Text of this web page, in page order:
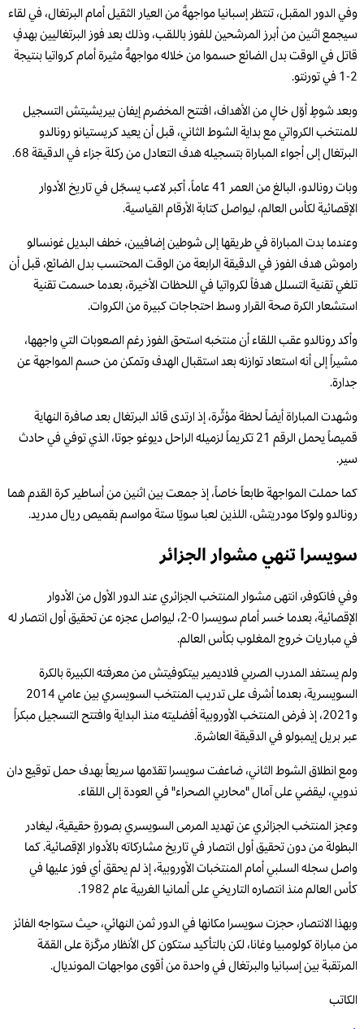
وفي الدور المقبل، تنتظر إسبانيا مواجهةً من العيار الثقيل أمام البرتغال، في لقاء
سيجمع اثنين من أبرز المرشحين للفوز باللقب، وذلك بعد فوز البرتغاليين بهدفٍ
قاتل في الوقت بدل الضائع حسموا من خلاله مواجهةً مثيرة أمام كرواتيا بنتيجة
2-1 في تورنتو.
وبعد شوطٍ أوّل خالٍ من الأهداف، افتتح المخضرم إيفان بيريشيتش التسجيل
للمنتخب الكرواتي مع بداية الشوط الثاني، قبل أن يعيد كريستيانو رونالدو
البرتغال إلى أجواء المباراة بتسجيله هدف التعادل من ركلة جزاء في الدقيقة 68.
وبات رونالدو، البالغ من العمر 41 عاماً، أكبر لاعب يسجّل في تاريخ الأدوار
الإقصائية لكأس العالم، ليواصل كتابة الأرقام القياسية.
وعندما بدت المباراة في طريقها إلى شوطين إضافيين، خطف البديل غونسالو
راموش هدف الفوز في الدقيقة الرابعة من الوقت المحتسب بدل الضائع، قبل أن
تلغي تقنية التسلل هدفاً لكرواتيا في اللحظات الأخيرة، بعدما حسمت تقنية
استشعار الكرة صحة القرار وسط احتجاجات كبيرة من الكروات.
وأكد رونالدو عقب اللقاء أن منتخبه استحق الفوز رغم الصعوبات التي واجهها،
مشيراً إلى أنه استعاد توازنه بعد استقبال الهدف وتمكن من حسم المواجهة عن
جدارة.
وشهدت المباراة أيضاً لحظة مؤثّرة، إذ ارتدى قائد البرتغال بعد صافرة النهاية
قميصاً يحمل الرقم 21 تكريماً لزميله الراحل ديوغو جوتا، الذي توفي في حادث
سير.
كما حملت المواجهة طابعاً خاصاً، إذ جمعت بين اثنين من أساطير كرة القدم هما
رونالدو ولوكا مودريتش، اللذين لعبا سويًا ستة مواسم بقميص ريال مدريد.
سويسرا تنهي مشوار الجزائر
وفي فانكوفر، انتهى مشوار المنتخب الجزائري عند الدور الأول من الأدوار
الإقصائية، بعدما خسر أمام سويسرا 0-2، ليواصل عجزه عن تحقيق أول انتصار له
في مباريات خروج المغلوب بكأس العالم.
ولم يستفد المدرب الصربي فلاديمير بيتكوفيتش من معرفته الكبيرة بالكرة
السويسرية، بعدما أشرف على تدريب المنتخب السويسري بين عامي 2014
و2021، إذ فرض المنتخب الأوروبية أفضليته منذ البداية وافتتح التسجيل مبكراً
عبر بريل إيمبولو في الدقيقة العاشرة.
ومع انطلاق الشوط الثاني، ضاعفت سويسرا تقدّمها سريعاً بهدف حمل توقيع دان
ندويي، ليقضي على آمال "محاربي الصحراء" في العودة إلى اللقاء.
وعجز المنتخب الجزائري عن تهديد المرمى السويسري بصورةٍ حقيقية، ليغادر
البطولة من دون تحقيق أول انتصار في تاريخ مشاركاته بالأدوار الإقصائية. كما
واصل سجله السلبي أمام المنتخبات الأوروبية، إذ لم يحقق أي فوز عليها في
كأس العالم منذ انتصاره التاريخي على ألمانيا الغربية عام 1982.
وبهذا الانتصار، حجزت سويسرا مكانها في الدور ثمن النهائي، حيث ستواجه الفائز
من مباراة كولومبيا وغانا، لكن بالتأكيد ستكون كل الأنظار مركّزة على القمّة
المرتقبة بين إسبانيا والبرتغال في واحدة من أقوى مواجهات المونديال.
الكاتب